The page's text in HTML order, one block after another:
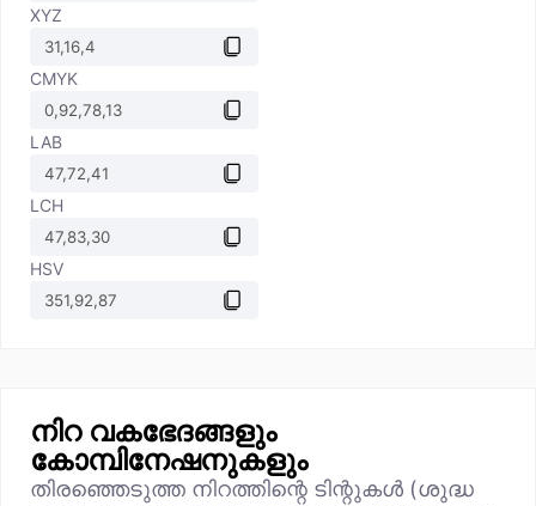
XYZ
CMYK
LAB
LCH
HSV
നിറ വകഭേദങ്ങളും
കോമ്പിനേഷനുകളും
തിരഞ്ഞെടുത്ത നിറത്തിന്റെ ടിന്റുകൾ (ശുദ്ധ